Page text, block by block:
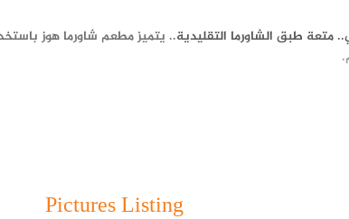
طبق الشاورما التقليدية.. يتميز مطعم شاورما هوز
Pictures Listing